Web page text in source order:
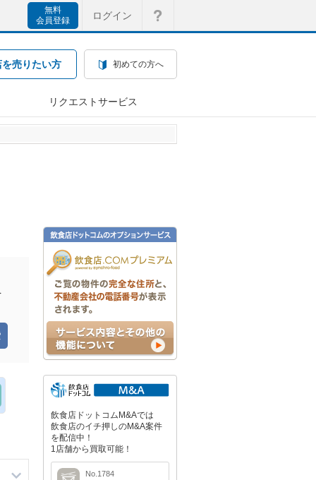
無料
会員登録
ログイン
を売りたい方 初めての方へ
リクエストサービス
飲食店ドットコムM&Aでは
飲食店のイチ押しのM&A案件
を配信中！
1店舗から買取可能！
No.1784